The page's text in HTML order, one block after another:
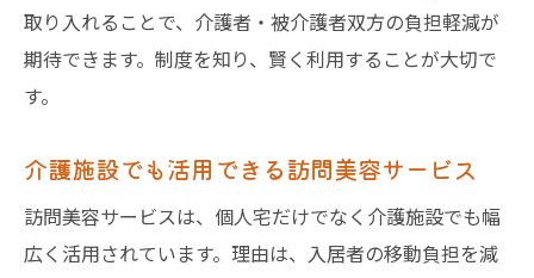
取り入れることで、介護者・被介護者双方の負担軽減が
期待できます。制度を知り、賢く利用することが大切で
す。
介護施設でも活用できる訪問美容サービス
訪問美容サービスは、個人宅だけでなく介護施設でも幅
広く活用されています。理由は、入居者の移動負担を減